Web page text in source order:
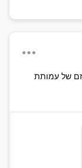
של עמותת